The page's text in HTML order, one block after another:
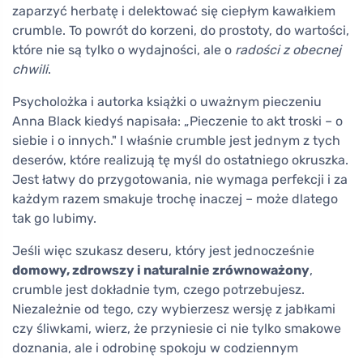
zaparzyć herbatę i delektować się ciepłym kawałkiem
crumble. To powrót do korzeni, do prostoty, do wartości,
które nie są tylko o wydajności, ale o radości z obecnej
chwili.
Psycholożka i autorka książki o uważnym pieczeniu
Anna Black kiedyś napisała: „Pieczenie to akt troski – o
siebie i o innych." I właśnie crumble jest jednym z tych
deserów, które realizują tę myśl do ostatniego okruszka.
Jest łatwy do przygotowania, nie wymaga perfekcji i za
każdym razem smakuje trochę inaczej – może dlatego
tak go lubimy.
Jeśli więc szukasz deseru, który jest jednocześnie
domowy, zdrowszy i naturalnie zrównoważony,
crumble jest dokładnie tym, czego potrzebujesz.
Niezależnie od tego, czy wybierzesz wersję z jabłkami
czy śliwkami, wierz, że przyniesie ci nie tylko smakowe
doznania, ale i odrobinę spokoju w codziennym